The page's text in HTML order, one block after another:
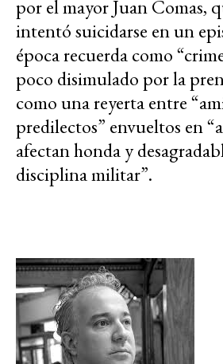
por el mayor Juan Comas,
intentó suicidarse en un
época recuerda como
poco disimulado por la
como una reyerta entre
predilectos” envueltos en
afectan honda y
disciplina militar”.